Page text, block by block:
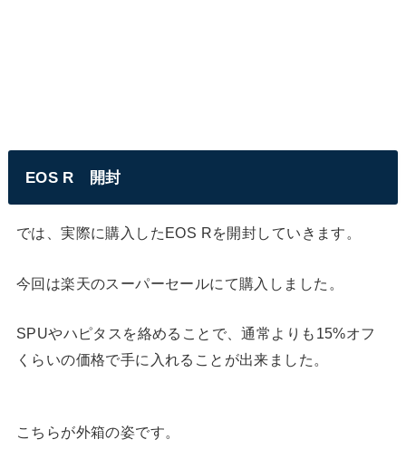
EOS R 開封
では、実際に購入したEOS Rを開封していきます。
今回は楽天のスーパーセールにて購入しました。
SPUやハピタスを絡めることで、通常よりも15%オフ
くらいの価格で手に入れることが出来ました。
こちらが外箱の姿です。